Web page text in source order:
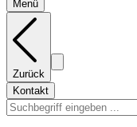
Menü
Zurück
Kontakt